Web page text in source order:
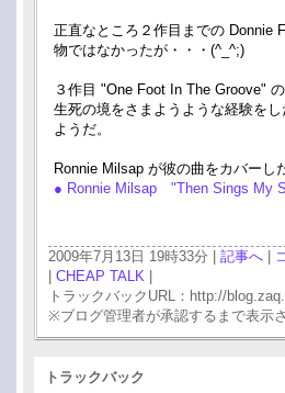
正直なところ２作目までの Donnie
物ではなかったが・・・(^_^;)
３作目 "One Foot In The Groove"
生死の境をさまようような経験を
ようだ。
Ronnie Milsap が彼の曲をカバー
● Ronnie Milsap "Then Sings My
2009年7月13日 19時33分 | 記事へ
CHEAP TALK
トラックバックURL：http://
※ブログ管理者が承認するまで表示
トラックバック